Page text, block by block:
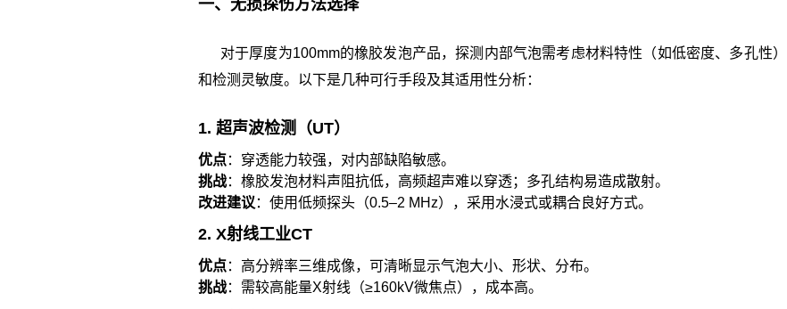
一、无损探伤方法选择
对于厚度为100mm的橡胶发泡产品，探测内部气泡需考虑材料特性（如低密度、多孔性）
和检测灵敏度。以下是几种可行手段及其适用性分析：
1. 超声波检测（UT）
优点：穿透能力较强，对内部缺陷敏感。
挑战：橡胶发泡材料声阻抗低，高频超声难以穿透；多孔结构易造成散射。
改进建议 ：使用低频探头（0.5–2 MHz），采用水浸式或耦合良好方式。
2. X射线工业CT
优点：高分辨率三维成像，可清晰显示气泡大小、形状、分布。
挑战：需较高能量X射线（≥160kV微焦点），成本高。